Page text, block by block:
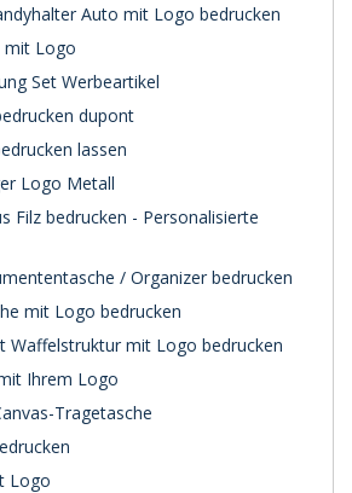
Auto mit Logo bedrucken
mit Logo
Set Werbeartikel
dupont
lassen
Logo Metall
Filz bedrucken - Personalisierte
/ Organizer bedrucken
mit Logo bedrucken
Waffelstruktur mit Logo bedrucken
Ihrem Logo
Tragetasche
Logo